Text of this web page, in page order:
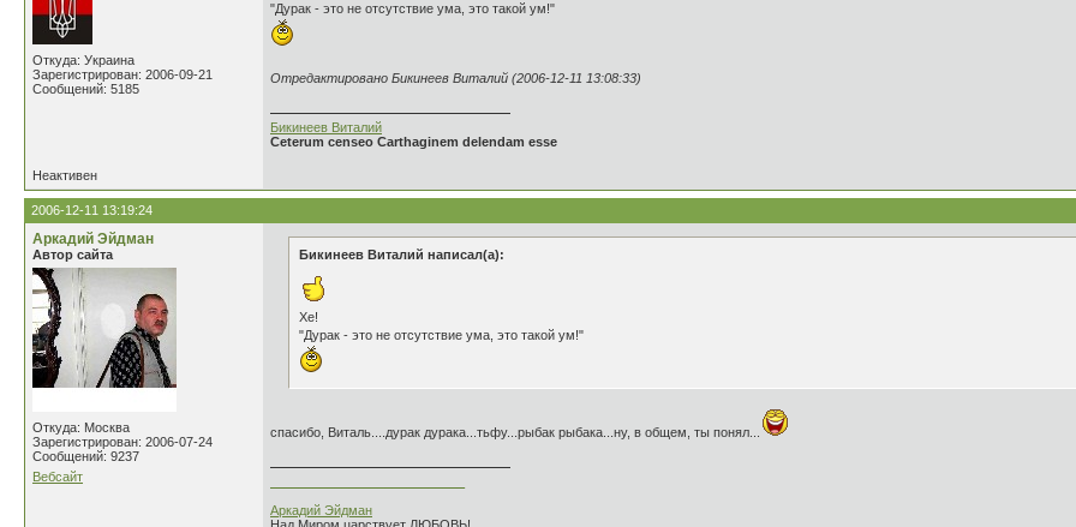
Откуда: Украина
Зарегистрирован: 2006-09-21
Сообщений: 5185
"Дурак - это не отсутствие ума, это такой ум!"
Отредактировано Бикинеев Виталий (2006-12-11 13:08:33)
Бикинеев Виталий
Ceterum censeo Carthaginem delendam esse
Неактивен
2006-12-11 13:19:24
Аркадий Эйдман
Автор сайта
Откуда: Москва
Зарегистрирован: 2006-07-24
Сообщений: 9237
Вебсайт
Бикинеев Виталий написал(а):
Хе!
"Дурак - это не отсутствие ума, это такой ум!"
спасибо, Виталь....дурак дурака...тьфу...рыбак рыбака...ну, в общем, ты понял...
Аркадий Эйдман